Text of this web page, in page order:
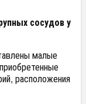
сосудов у
малые
расположения